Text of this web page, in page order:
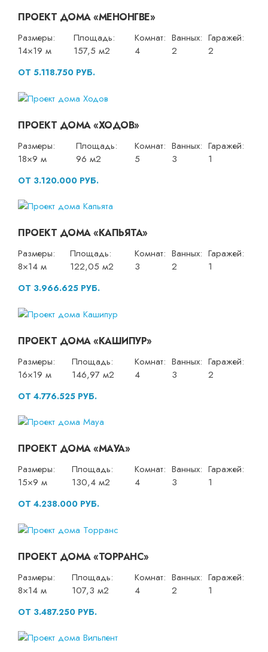
ПРОЕКТ ДОМА «МЕНОНГВЕ»
Размеры:
14×19 м
Площадь:
157,5 м2
Комнат:
4
Ванных:
2
Гаражей:
2
ОТ 5.118.750 РУБ.
ПРОЕКТ ДОМА «ХОДОВ»
Размеры:
18×9 м
Площадь:
96 м2
Комнат:
5
Ванных:
3
Гаражей:
1
ОТ 3.120.000 РУБ.
ПРОЕКТ ДОМА «КАПЬЯТА»
Размеры:
8×14 м
Площадь:
122,05 м2
Комнат:
3
Ванных:
2
Гаражей:
1
ОТ 3.966.625 РУБ.
ПРОЕКТ ДОМА «КАШИПУР»
Размеры:
16×19 м
Площадь:
146,97 м2
Комнат:
4
Ванных:
3
Гаражей:
2
ОТ 4.776.525 РУБ.
ПРОЕКТ ДОМА «МАУА»
Размеры:
15×9 м
Площадь:
130,4 м2
Комнат:
4
Ванных:
3
Гаражей:
1
ОТ 4.238.000 РУБ.
ПРОЕКТ ДОМА «ТОРРАНС»
Размеры:
8×14 м
Площадь:
107,3 м2
Комнат:
4
Ванных:
2
Гаражей:
1
ОТ 3.487.250 РУБ.